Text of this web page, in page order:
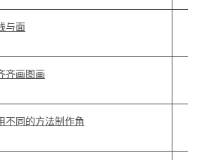
与面
齐画图画
不同的方法制作角